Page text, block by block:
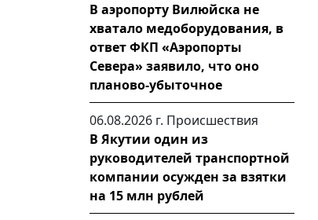
В аэропорту Вилюйска не
хватало медоборудования, в
ответ ФКП «Аэропорты
Севера» заявило, что оно
планово-убыточное
06.08.2026 г. Происшествия
В Якутии один из
руководителей транспортной
компании осужден за взятки
на 15 млн рублей